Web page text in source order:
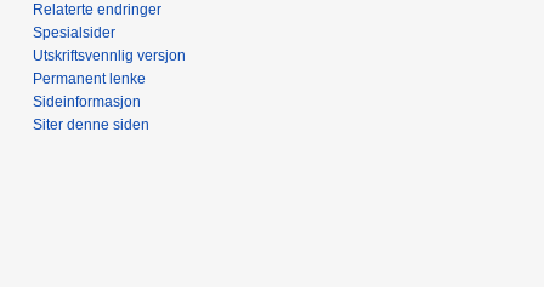
Relaterte endringer
Spesialsider
Utskriftsvennlig versjon
Permanent lenke
Sideinformasjon
Siter denne siden